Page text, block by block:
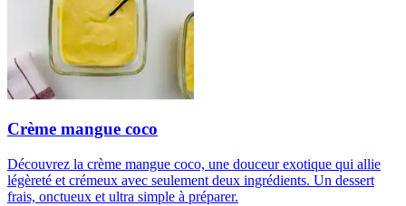
Crème mangue coco
Découvrez la crème mangue coco, une douceur exotique qui allie
légèreté et crémeux avec seulement deux ingrédients. Un dessert
frais, onctueux et ultra simple à préparer.